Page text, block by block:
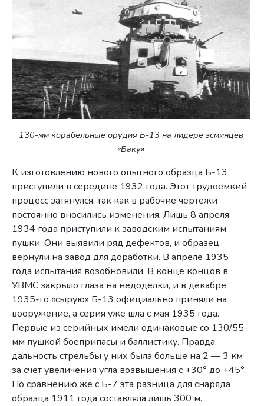
130-мм корабельные орудия Б-13 на лидере эсминцев
«Баку»
К изготовлению нового опытного образца Б-13
приступили в середине 1932 года. Этот трудоемкий
процесс затянулся, так как в рабочие чертежи
постоянно вносились изменения. Лишь 8 апреля
1934 года приступили к заводским испытаниям
пушки. Они выявили ряд дефектов, и образец
вернули на завод для доработки. В апреле 1935
года испытания возобновили. В конце концов в
УВМС закрыло глаза на недоделки, и в декабре
1935-го «сырую» Б-13 официально приняли на
вооружение, а серия уже шла с мая 1935 года.
Первые из серийных имели одинаковые со 130/55-
мм пушкой боеприпасы и баллистику. Правда,
дальность стрельбы у них была больше на 2 — 3 км
за счет увеличения угла возвышения с +30° до +45°.
По сравнению же с Б-7 эта разница для снаряда
образца 1911 года составляла лишь 300 м.